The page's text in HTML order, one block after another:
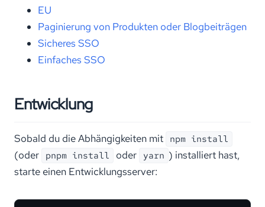
EU
Paginierung von Produkten oder Blogbeiträgen
Sicheres SSO
Einfaches SSO
Entwicklung
Sobald du die Abhängigkeiten mit npm install
(oder pnpm install oder yarn ) installiert hast,
starte einen Entwicklungsserver: